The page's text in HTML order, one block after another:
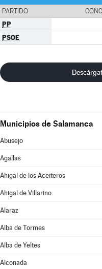
PARTIDO
PP
PSOE
Municipios de Salamanca
Abusejo
Agallas
Ahigal de los Aceiteros
Ahigal de Villarino
Alaraz
Alba de Tormes
Alba de Yeltes
Alconada